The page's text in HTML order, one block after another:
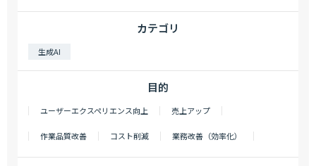
カテゴリ
生成AI
目的
ユーザーエクスペリエンス向上 売上アップ
作業品質改善 コスト削減 業務改善（効率化）